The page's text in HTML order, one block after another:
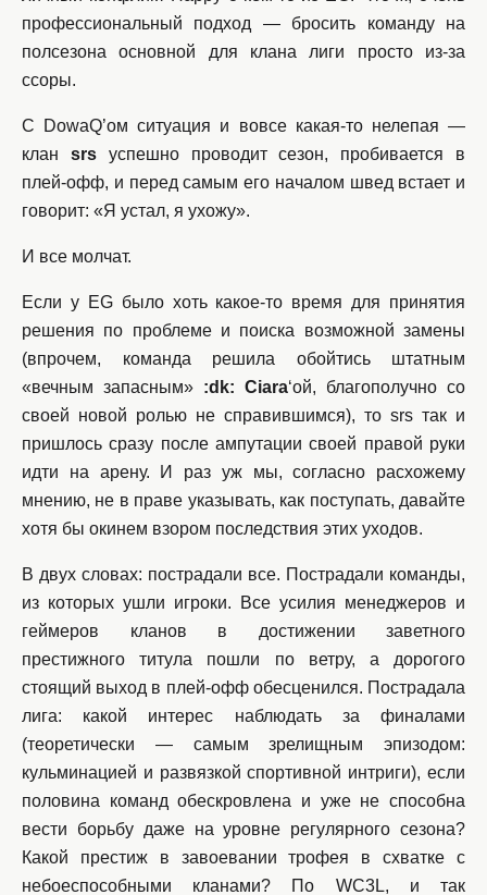
профессиональный подход — бросить команду на
полсезона основной для клана лиги просто из-за
ссоры.
С DowaQ’ом ситуация и вовсе какая-то нелепая —
клан srsуспешно проводит сезон, пробивается в
плей-офф, и перед самым его началом швед встает и
говорит: «Я устал, я ухожу».
И все молчат.
Если у EG было хоть какое-то время для принятия
решения по проблеме и поиска возможной замены
(впрочем, команда решила обойтись штатным
«вечным запасным» :dk: Ciara‘ой, благополучно со
своей новой ролью не справившимся), то srs так и
пришлось сразу после ампутации своей правой руки
идти на арену. И раз уж мы, согласно расхожему
мнению, не в праве указывать, как поступать, давайте
хотя бы окинем взором последствия этих уходов.
В двух словах: пострадали все. Пострадали команды,
из которых ушли игроки. Все усилия менеджеров и
геймеров кланов в достижении заветного
престижного титула пошли по ветру, а дорогого
стоящий выход в плей-офф обесценился. Пострадала
лига: какой интерес наблюдать за финалами
(теоретически — самым зрелищным эпизодом:
кульминацией и развязкой спортивной интриги), если
половина команд обескровлена и уже не способна
вести борьбу даже на уровне регулярного сезона?
Какой престиж в завоевании трофея в схватке с
небоеспособными кланами? По WC3L, и так